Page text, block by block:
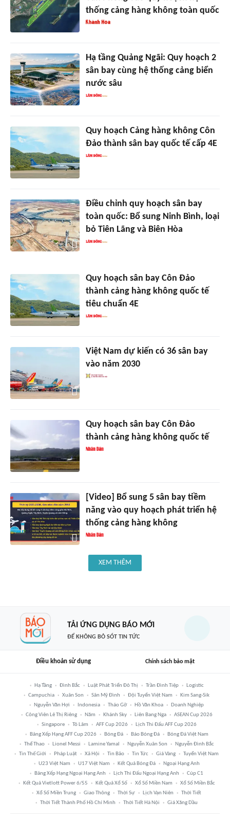
thống cảng hàng không toàn quốc
Hạ tầng Quảng Ngãi: Quy hoạch 2
sân bay cùng hệ thống cảng biển
nước sâu
Quy hoạch Cảng hàng không Côn
Đảo thành sân bay quốc tế cấp 4E
Điều chỉnh quy hoạch sân bay
toàn quốc: Bổ sung Ninh Bình, loại
bỏ Tiên Lãng và Biên Hòa
Quy hoạch sân bay Côn Đảo
thành cảng hàng không quốc tế
tiêu chuẩn 4E
Việt Nam dự kiến có 36 sân bay
vào năm 2030
Quy hoạch sân bay Côn Đảo
thành cảng hàng không quốc tế
[Video] Bổ sung 5 sân bay tiềm
năng vào quy hoạch phát triển hệ
thống cảng hàng không
XEM THÊM
TẢI ỨNG DỤNG BÁO MỚI
ĐỂ KHÔNG BỎ SÓT TIN TỨC
Điều khoản sử dụng Chính sách bảo mật
Hạ Tầng Đình Bắc Luật Phát Triển Đô Thị Trần Đình Tiệp
Logistic
Campuchia
Xuân Son Sân Mỹ Đình Đội Tuyển Việt Nam
Kim Sang-Sik
Nguyễn Văn Hợi
Indonesia Tháo Gỡ Hồ Văn Khoa
Doanh Nghiệp
Công Viên Lê Thị Riêng
Năm Khánh Sky Liên Bang Nga
ASEAN Cup 2026
Singapore
Tô Lâm AFF Cup 2026
Lịch Thi Đấu AFF Cup 2026
Bảng Xếp Hạng AFF Cup 2026
Bóng Đá Báo Bóng Đá
Bóng Đá Việt Nam
Thể Thao
Lionel Messi Lamine Yamal Nguyễn Xuân Son
Nguyễn Đình Bắc
Tin Thế Giới
Pháp Luật Xã Hội Tin Bão Tin Tức Giá Vàng
Tuyển Việt Nam
U23 Việt Nam
U17 Việt Nam Kết Quả Bóng Đá
Ngoại Hạng Anh
Bảng Xếp Hạng Ngoại Hạng Anh
Lịch Thi Đấu Ngoại Hạng Anh
Cúp C1
Kết Quả Vietlott Power 6/55
Kết Quả Xổ Số Xổ Số Miền Nam
Xổ Số Miền Bắc
Xổ Số Miền Trung
Giao Thông Thời Sự Lịch Vạn Niên
Thời Tiết
Thời Tiết Thành Phố Hồ Chí Minh
Thời Tiết Hà Nội Giá Xăng Dầu